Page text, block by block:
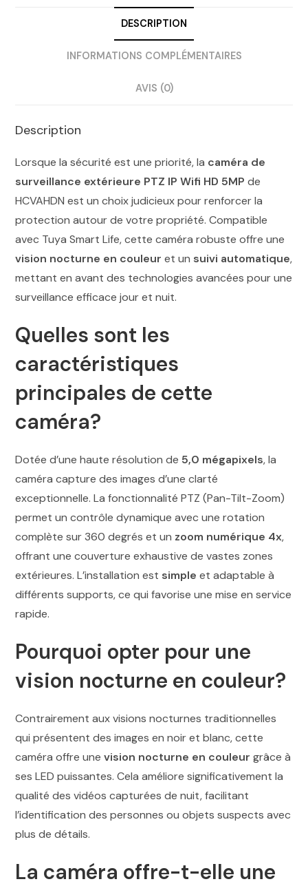
DESCRIPTION
INFORMATIONS COMPLÉMENTAIRES
AVIS (0)
Description
Lorsque la sécurité est une priorité, la caméra de
surveillance extérieure PTZ IP Wifi HD 5MP de
HCVAHDN est un choix judicieux pour renforcer la
protection autour de votre propriété. Compatible
avec Tuya Smart Life, cette caméra robuste offre une
vision nocturne en couleur et un suivi automatique,
mettant en avant des technologies avancées pour une
surveillance efficace jour et nuit.
Quelles sont les
caractéristiques
principales de cette
caméra?
Dotée d’une haute résolution de 5,0 mégapixels, la
caméra capture des images d’une clarté
exceptionnelle. La fonctionnalité PTZ (Pan-Tilt-Zoom)
permet un contrôle dynamique avec une rotation
complète sur 360 degrés et un zoom numérique 4x,
offrant une couverture exhaustive de vastes zones
extérieures. L’installation est simple et adaptable à
différents supports, ce qui favorise une mise en service
rapide.
Pourquoi opter pour une
vision nocturne en couleur?
Contrairement aux visions nocturnes traditionnelles
qui présentent des images en noir et blanc, cette
caméra offre unevision nocturne en couleur grâce à
ses LED puissantes. Cela améliore significativement la
qualité des vidéos capturées de nuit, facilitant
l’identification des personnes ou objets suspects avec
plus de détails.
La caméra offre-t-elle une